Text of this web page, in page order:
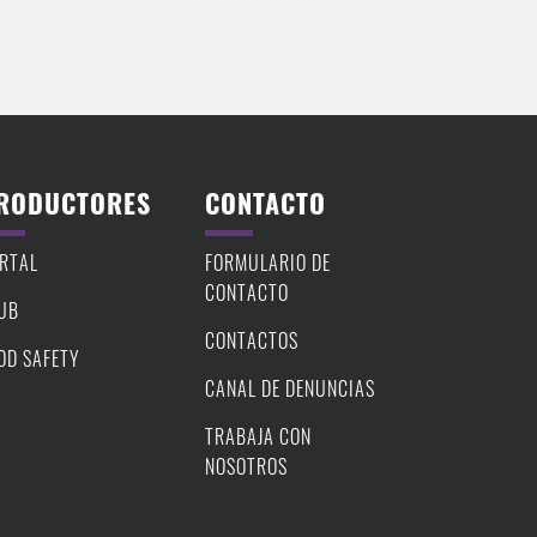
SAFETY
CONTACTO
FORMULARIO DE
CONTACTO
CONTACTOS
CANAL DE DENUNCIAS
TRABAJA CON
NOSOTROS